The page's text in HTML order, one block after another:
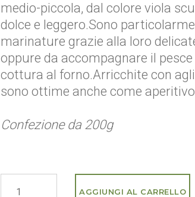
medio-piccola, dal colore viola
dolce e leggero.Sono
marinature grazie alla loro
oppure da accompagnare il
cottura al forno.Arricchite con
sono ottime anche come
Confezione da 200g
AGGIUNGI AL CARRELLO